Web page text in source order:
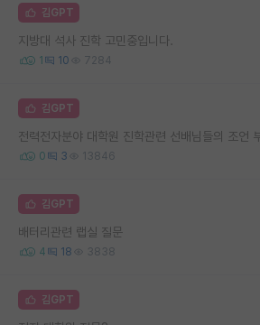
김GPT
지방대 석사 진학 고민중입니다.
1 10 7284
김GPT
전력전자분야 대학원 진학관련 선배님들의 조언
0 3 13846
김GPT
배터리관련 랩실 질문
4 18 3838
김GPT